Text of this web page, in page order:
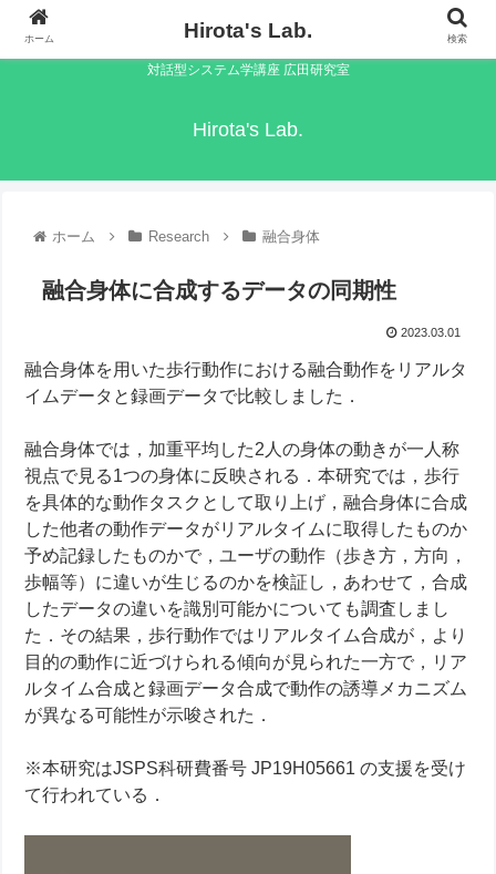
対話型システム学講座 広田研究室
Hirota's Lab.
ホーム Research 融合身体
融合身体に合成するデータの同期性
2023.03.01
融合身体を用いた歩行動作における融合動作をリアルタ
イムデータと録画データで比較しました．
融合身体では，加重平均した2人の身体の動きが一人称
視点で見る1つの身体に反映される．本研究では，歩行
を具体的な動作タスクとして取り上げ，融合身体に合成
した他者の動作データがリアルタイムに取得したものか
予め記録したものかで，ユーザの動作（歩き方，方向，
歩幅等）に違いが生じるのかを検証し，あわせて，合成
したデータの違いを識別可能かについても調査しまし
た．その結果，歩行動作ではリアルタイム合成が，より
目的の動作に近づけられる傾向が見られた一方で，リア
ルタイム合成と録画データ合成で動作の誘導メカニズム
が異なる可能性が示唆された．
※本研究はJSPS科研費番号 JP19H05661 の支援を受け
て行われている．
ホーム Hirota's Lab. 検索